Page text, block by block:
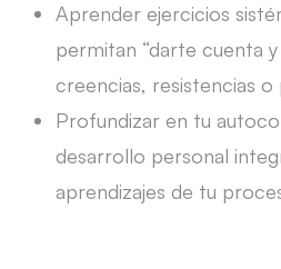
Aprender ejercicios
permitan “darte cuenta
creencias, resistencias o
Profundizar en tu
desarrollo personal
aprendizajes de tu